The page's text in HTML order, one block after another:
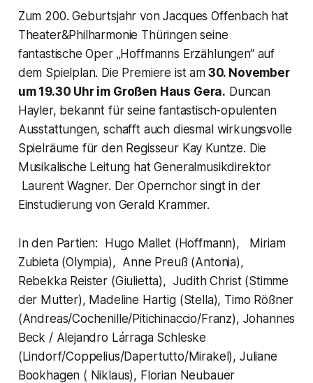
Zum 200. Geburtsjahr von Jacques Offenbach hat
Theater&Philharmonie Thüringen seine
fantastische Oper „Hoffmanns Erzählungen“ auf
dem Spielplan. Die Premiere ist am30. November
um 19.30 Uhr im Großen Haus Gera. Duncan
Hayler, bekannt für seine fantastisch-opulenten
Ausstattungen, schafft auch diesmal wirkungsvolle
Spielräume für den Regisseur Kay Kuntze. Die
Musikalische Leitung hat Generalmusikdirektor
Laurent Wagner. Der Opernchor singt in der
Einstudierung von Gerald Krammer.
In den Partien: Hugo Mallet (Hoffmann), Miriam
Zubieta (Olympia), Anne Preuß (Antonia),
Rebekka Reister (Giulietta), Judith Christ (Stimme
der Mutter), Madeline Hartig (Stella), Timo Rößner
(Andreas/Cochenille/Pitichinaccio/Franz), Johannes
Beck / Alejandro Lárraga Schleske
(Lindorf/Coppelius/Dapertutto/Mirakel), Juliane
Bookhagen ( Niklaus), Florian Neubauer